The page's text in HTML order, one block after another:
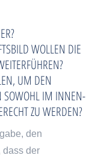
WOLLEN DIE
UM DEN
SOWOHL IM INNEN-
ZU WERDEN?
den
dass der